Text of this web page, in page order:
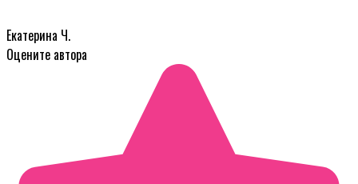
Екатерина Ч.
Оцените автора